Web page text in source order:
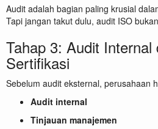
Audit adalah bagian paling krusial
Tapi jangan takut dulu, audit ISO
Tahap 3: Audit Internal
Sertifikasi
Sebelum audit eksternal, perusahaan
Audit internal
Tinjauan manajemen